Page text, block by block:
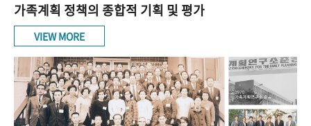
가족계획 정책의 종합적 기획 및 평가
VIEW MORE